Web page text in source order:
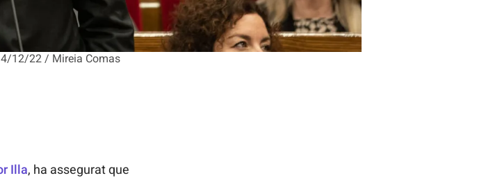
12/22 / Mireia Comas
Illa, ha assegurat que